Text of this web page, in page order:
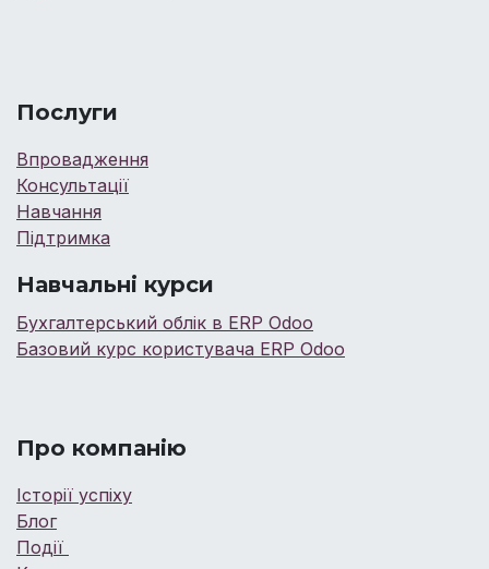
Послуги
Впровадження
Консультації
Навчання
Підтримка
Навчальні курси
Бухгалтерський облік в ERP Odoo
Базовий курс користувача ERP Odoo
Про компанію
Історії успіху
Блог
Події